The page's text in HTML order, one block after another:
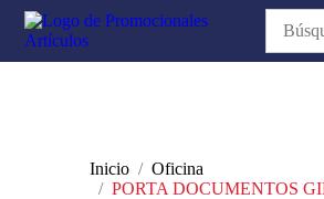
Inicio
Oficina
PORTA DOCUMENTOS